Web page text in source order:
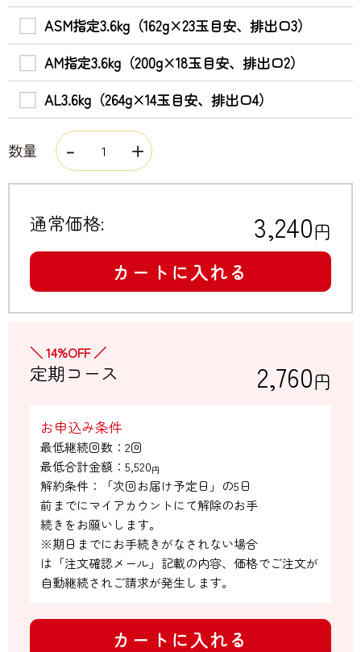
ASM指定3.6kg（162g×23玉目安、排出口3）
AM指定3.6kg（200g×18玉目安、排出口2）
AL3.6kg（264g×14玉目安、排出口4）
数量
通常価格: 3,240円
カートに入れる
＼ 14%OFF ／
定期コース 2,760円
お申込み条件
最低継続回数：2回
最低合計金額： 5,520円
解約条件：「次回お届け予定日」の5日
前までにマイアカウントにて解除のお手
続きをお願いします。
※期日までにお手続きがなされない場合
は「注文確認メール」記載の内容、価格でご注文が
自動継続されご請求が発生します。
カートに入れる